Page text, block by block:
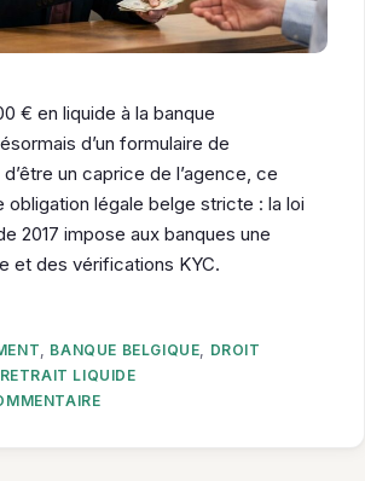
€ en liquide à la banque
d’un formulaire de
un caprice de l’agence, ce
obligation légale belge stricte : la loi
2017 impose aux banques une
et des vérifications KYC.
, BANQUE BELGIQUE, DROIT
RETRAIT LIQUIDE